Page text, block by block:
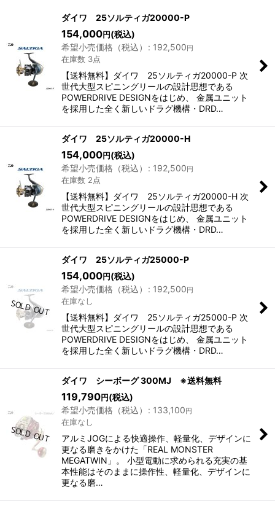
並び順
絞り込む
ダイワ 25ソルティガ20000-P
154,000円(税込)
希望小売価格（税込）
: 192,500円
在庫数 3点
【送料無料】ダイワ 25ソルティガ20000-P 次
世代大型スピニングリールの設計思想である
POWERDRIVE DESIGNをはじめ、 金属ユニット
を採用した全く新しいドラグ機構・DRD…
ダイワ 25ソルティガ20000-H
154,000円(税込)
希望小売価格（税込）
: 192,500円
在庫数 2点
【送料無料】ダイワ 25ソルティガ20000-H 次
世代大型スピニングリールの設計思想である
POWERDRIVE DESIGNをはじめ、 金属ユニット
を採用した全く新しいドラグ機構・DRD…
ダイワ 25ソルティガ25000-P
154,000円(税込)
希望小売価格（税込）
: 192,500円
在庫なし
【送料無料】ダイワ 25ソルティガ25000-P 次
世代大型スピニングリールの設計思想である
POWERDRIVE DESIGNをはじめ、 金属ユニット
を採用した全く新しいドラグ機構・DRD…
ダイワ シーボーグ 300MJ ※送料無料
119,790円(税込)
希望小売価格（税込）
: 133,100円
在庫なし
アルミJOGによる快適操作、軽量化、デザインに
更なる磨きをかけた「REAL MONSTER
MEGATWIN」。 小型電動に求められる充実の基
本性能はそのままに操作性、軽量化、デザインに
更なる磨…